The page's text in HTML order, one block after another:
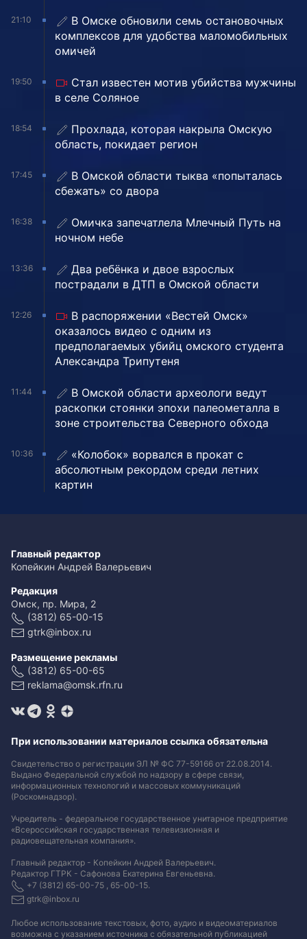
21:10
В Омске обновили семь остановочных
комплексов для удобства маломобильных
омичей
19:50
Стал известен мотив убийства мужчины
в селе Соляное
18:54
Прохлада, которая накрыла Омскую
область, покидает регион
17:45
В Омской области тыква «попыталась
сбежать» со двора
16:38
Омичка запечатлела Млечный Путь на
ночном небе
13:36
Два ребёнка и двое взрослых
пострадали в ДТП в Омской области
12:26
В распоряжении «Вестей Омск»
оказалось видео с одним из
предполагаемых убийц омского студента
Александра Трипутеня
11:44
В Омской области археологи ведут
раскопки стоянки эпохи палеометалла в
зоне строительства Северного обхода
10:36
«Колобок» ворвался в прокат с
абсолютным рекордом среди летних
картин
Главный редактор
Копейкин Андрей Валерьевич
Редакция
Омск, пр. Мира, 2
(3812) 65-00-15
gtrk@inbox.ru
Размещение рекламы
(3812) 65-00-65
reklama@omsk.rfn.ru
При использовании материалов ссылка обязательна
Свидетельство о регистрации ЭЛ № ФС 77-59166 от 22.08.2014.
Выдано Федеральной службой по надзору в сфере связи,
информационных технологий и массовых коммуникаций
(Роскомнадзор).
Учредитель - федеральное государственное унитарное предприятие
«Всероссийская государственная телевизионная и
радиовещательная компания».
Главный редактор - Копейкин Андрей Валерьевич.
Редактор ГТРК - Сафонова Екатерина Евгеньевна.
+7 (3812) 65-00-75 , 65-00-15.
gtrk@inbox.ru
Любое использование текстовых, фото, аудио и видеоматериалов
возможна с указанием источника с обязательной публикацией